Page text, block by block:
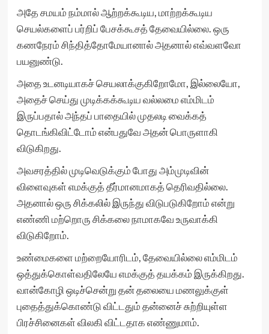
அதே சமயம் நம்மால் ஆற்றக்கூடிய, மாற்றக்கூடிய
செயல்களைப் பர்றிப் பேசக்கூசத் தேவையில்லை. ஒரு
கணநேரம் சிந்தித்தோமேயானால் அதனால் எவ்வளவோ
பயனுண்டு.
அதை உடனடியாகச் செயலாக்குகிறோமோ, இல்லையோ,
அதைச் செய்து முடிக்கக்கூடிய வல்லமை எம்மிடம்
இருப்பதால் அந்தப் பாதையில் முதலடி வைக்கத்
தொடங்கிவிட்டோம் என்பதுவே அதன் பொருளாகி
விடுகிறது.
அவசரத்தில் முடிவெடுக்கும் போது அம்முடிவின்
விளைவுகள் எமக்குத் தீர்மானமாகத் தெரிவதில்லை.
அதனால் ஒரு சிக்கலில் இருந்து விடுபடுகிறோம் என்று
எண்ணி மற்றொரு சிக்கலை நாமாகவே உருவாக்கி
விடுகிறோம்.
உண்மைகளை மற்றையோரிடம், தேவையில்லை எம்மிடம்
ஒத்துக்கொள்வதிலேயே எமக்குத் தயக்கம் இருக்கிறது.
வான்கோழி ஒடிச்சென்று தன் தலையை மணலுக்குள்
புதைத்துக்கொண்டு விட்டதும் தன்னைச் சுற்றியுள்ள
பிரச்சினைகள் விலகி விட்டதாக எண்ணுமாம்.